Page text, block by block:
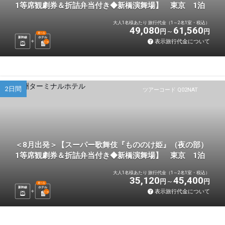
1等席観劇券＆折詰弁当付き◆新橋演舞場】 東京 1泊
新幹線 ホテル
選べる
1 泊
大人1名様あたり 旅行代金（1～2名1室・税込）
49,080 円 61,560 円
表示旅行代金について
ツアーコード Q02NAT
2日間
＜8月出発＞【スーパー歌舞伎『もののけ姫』（夜の部）
1等席観劇券＆折詰弁当付き◆新橋演舞場】 東京 1泊
新幹線 ホテル
選べる
1 泊
大人1名様あたり 旅行代金（1～2名1室・税込）
35,120 円 45,400 円
表示旅行代金について